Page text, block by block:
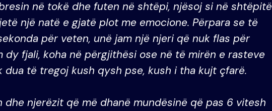
në tokë dhe futen në shtëpi, njësoj si në shtëpitë
një natë e gjatë plot me emocione. Përpara se të
për veten, unë jam një njeri që nuk flas për
dy fjali, koha në përgjithësi ose në të mirën e rasteve
dua të tregoj kush qysh pse, kush i tha kujt çfarë.
dhe njerëzit që më dhanë mundësinë që pas 6 vitesh